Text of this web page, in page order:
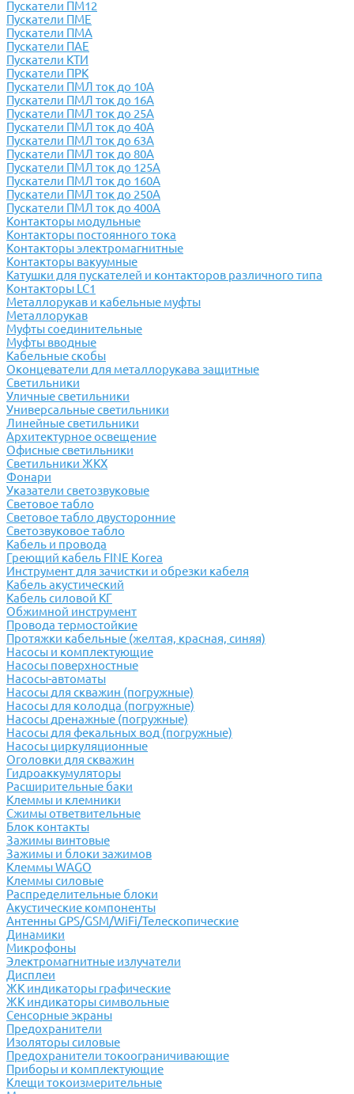
Пускатели ПМ12
Пускатели ПМЕ
Пускатели ПМА
Пускатели ПАЕ
Пускатели КТИ
Пускатели ПРК
Пускатели ПМЛ ток до 10А
Пускатели ПМЛ ток до 16А
Пускатели ПМЛ ток до 25А
Пускатели ПМЛ ток до 40А
Пускатели ПМЛ ток до 63А
Пускатели ПМЛ ток до 80А
Пускатели ПМЛ ток до 125А
Пускатели ПМЛ ток до 160А
Пускатели ПМЛ ток до 250А
Пускатели ПМЛ ток до 400А
Контакторы модульные
Контакторы постоянного тока
Контакторы электромагнитные
Контакторы вакуумные
Катушки для пускателей и контакторов различного типа
Контакторы LC1
Металлорукав и кабельные муфты
Металлорукав
Муфты соединительные
Муфты вводные
Кабельные скобы
Оконцеватели для металлорукава защитные
Светильники
Уличные светильники
Универсальные светильники
Линейные светильники
Архитектурное освещение
Офисные светильники
Светильники ЖКХ
Фонари
Указатели светозвуковые
Световое табло
Световое табло двусторонние
Светозвуковое табло
Кабель и провода
Греющий кабель FINE Korea
Инструмент для зачистки и обрезки кабеля
Кабель акустический
Кабель силовой КГ
Обжимной инструмент
Провода термостойкие
Протяжки кабельные (желтая, красная, синяя)
Насосы и комплектующие
Насосы поверхностные
Насосы-автоматы
Насосы для скважин (погружные)
Насосы для колодца (погружные)
Насосы дренажные (погружные)
Насосы для фекальных вод (погружные)
Насосы циркуляционные
Оголовки для скважин
Гидроаккумуляторы
Расширительные баки
Клеммы и клемники
Cжимы ответвительные
Блок контакты
Зажимы винтовые
Зажимы и блоки зажимов
Клеммы WAGO
Клеммы силовые
Распределительные блоки
Акустические компоненты
Антенны GPS/GSM/WiFi/Телескопические
Динамики
Микрофоны
Электромагнитные излучатели
Дисплеи
ЖК индикаторы графические
ЖК индикаторы символьные
Сенсорные экраны
Предохранители
Изоляторы силовые
Предохранители токоограничивающие
Приборы и комплектующие
Клещи токоизмерительные